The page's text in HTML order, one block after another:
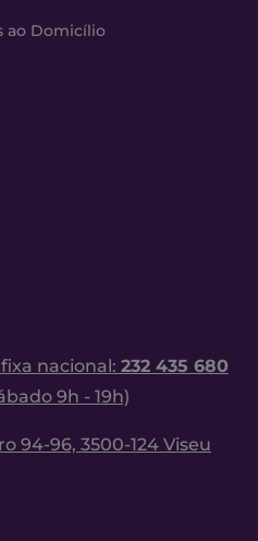
ao Domicílio
nacional: 232 435 680
9h - 19h)
94-96, 3500-124 Viseu